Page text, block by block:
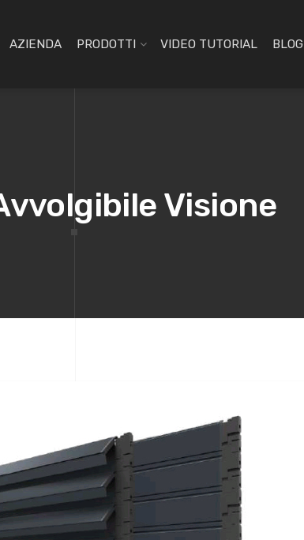
AZIENDA PRODOTTI VIDEO TUTORIAL BLOG
Visione